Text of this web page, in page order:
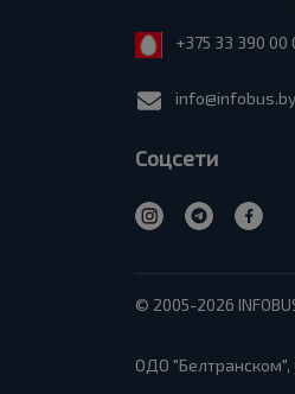
+375 33 390
info@infobus.by
Соцсети
© 2005-2026
ОДО "Белтранском",